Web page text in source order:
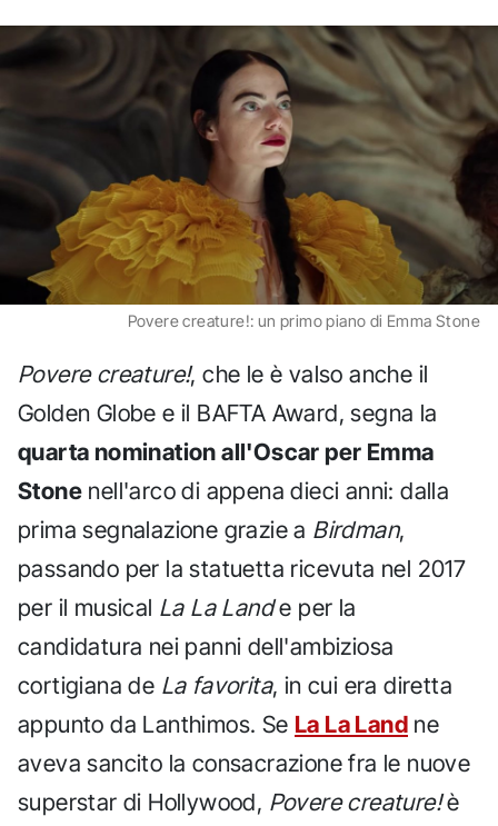
Povere creature!: un primo piano di Emma Stone
Povere creature!, che le è valso anche il
Golden Globe e il BAFTA Award, segna la
quarta nomination all'Oscar per Emma
Stone nell'arco di appena dieci anni: dalla
prima segnalazione grazie a Birdman,
passando per la statuetta ricevuta nel 2017
per il musical La La Lande per la
candidatura nei panni dell'ambiziosa
cortigiana de La favorita, in cui era diretta
appunto da Lanthimos. Se La La Land ne
aveva sancito la consacrazione fra le nuove
superstar di Hollywood, Povere creature!è